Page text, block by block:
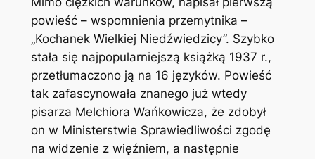
powieść – wspomnienia przemytnika –
„Kochanek Wielkiej Niedźwiedzicy”. Szybko
stała się najpopularniejszą książką 1937 r.,
przetłumaczono ją na 16 języków. Powieść
tak zafascynowała znanego już wtedy
pisarza Melchiora Wańkowicza, że zdobył
on w Ministerstwie Sprawiedliwości zgodę
na widzenie z więźniem, a następnie